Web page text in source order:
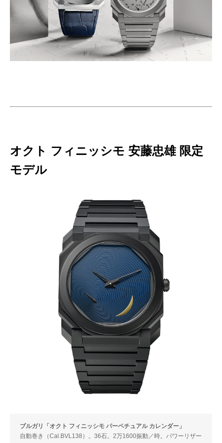
オクト フィニッシモ 安藤忠雄 限定
モデル
ブルガリ「オクト フィニッシモ パーペチュアル カレンダー」
自動巻き（Cal.BVL138）。36石。2万1600振動／時。パワーリザー